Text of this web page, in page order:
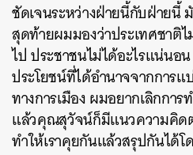
ชัดเจนระหว่างฝ่ายนี้กับฝ่ายนี้
สุดท้ายผมมองว่าประเทศชาติ
ไป ประชาชนไม่ได้อะไรแน่น
ประโยชน์ที่ได้อำนาจจากการ
ทางการเมือง ผมอยากเลิกกา
แล้วคุณสุวัจน์ก็มีแนวความคิด
ทำให้เราคุยกันแล้วสรุปกันได้โ